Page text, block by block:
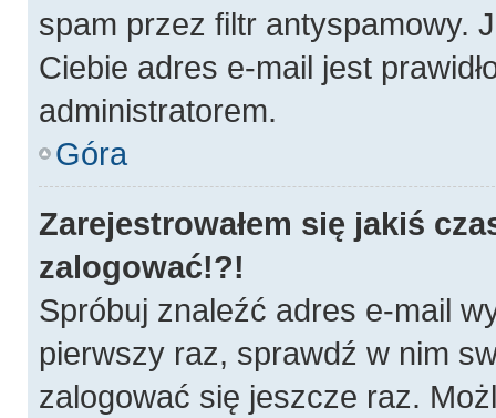
spam przez filtr antyspamowy.
Ciebie adres e-mail jest
administratorem.
Góra
Zarejestrowałem się jakiś
zalogować!?!
Spróbuj znaleźć adres e-mail
pierwszy raz, sprawdź w nim
zalogować się jeszcze raz.